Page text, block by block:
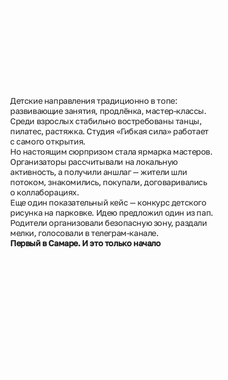
Детские направления традиционно в топе:
развивающие занятия, продлёнка, мастер-классы.
Среди взрослых стабильно востребованы танцы,
пилатес, растяжка. Студия «Гибкая сила» работает
с самого открытия.
Но настоящим сюрпризом стала ярмарка мастеров.
Организаторы рассчитывали на локальную
активность, а получили аншлаг — жители шли
потоком, знакомились, покупали, договаривались
о коллаборациях.
Еще один показательный кейс — конкурс детского
рисунка на парковке. Идею предложил один из пап.
Родители организовали безопасную зону, раздали
мелки, голосовали в телеграм-канале.
Первый в Самаре. И это только начало